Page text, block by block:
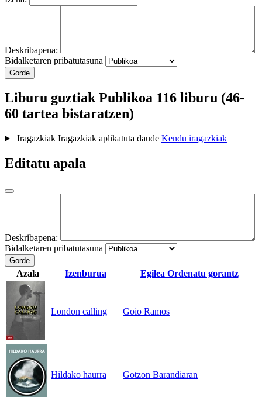
Deskribapena:
Bidalketaren pribatutasuna
Gorde
Liburu guztiakPublikoa 116 liburu (46-
60 tartea bistaratzen)
Iragazkiak Iragazkiak aplikatuta daude Kendu iragazkiak
Editatu apala
Deskribapena:
Bidalketaren pribatutasuna
Gorde
Azala Izenburua Egilea Ordenatu gorantz
London calling Goio Ramos
Hildako haurra Gotzon Barandiaran